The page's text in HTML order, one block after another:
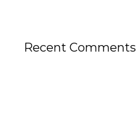
Recent Comments